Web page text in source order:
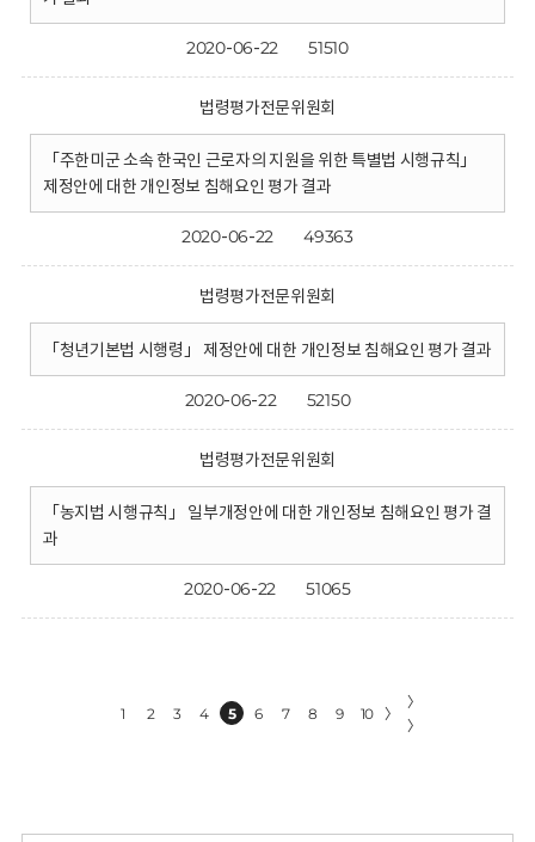
2020-06-22 51510
법령평가전문위원회
「주한미군 소속 한국인 근로자의 지원을 위한 특별법 시행규칙」
제정안에 대한 개인정보 침해요인 평가 결과
2020-06-22 49363
법령평가전문위원회
「청년기본법 시행령」 제정안에 대한 개인정보 침해요인 평가 결과
2020-06-22 52150
법령평가전문위원회
「농지법 시행규칙」 일부개정안에 대한 개인정보 침해요인 평가 결
과
2020-06-22 51065
1 2 3 4 5 6 7 8 9 10 〉
〉
〉